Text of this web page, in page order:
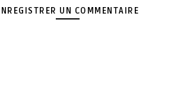
UN COMMENTAIRE